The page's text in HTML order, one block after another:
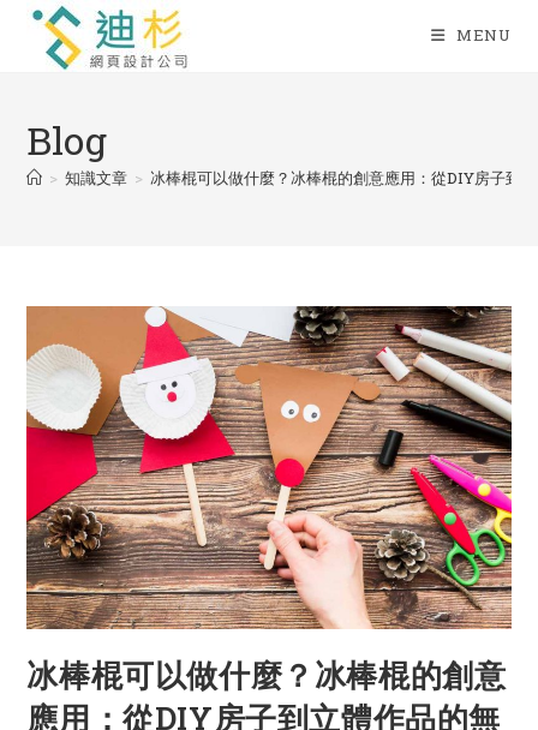
Skip
content
MENU
Blog
> 知識文章 > 冰棒棍可以做什麼？冰棒棍的創意應用：從DIY房子到
冰棒棍可以做什麼？冰棒棍的創意
應用：從DIY房子到立體作品的無